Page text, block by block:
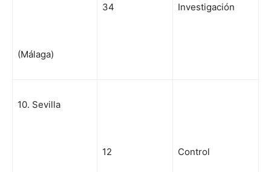
(Málaga)
34 Investigación
10. Sevilla
12 Control